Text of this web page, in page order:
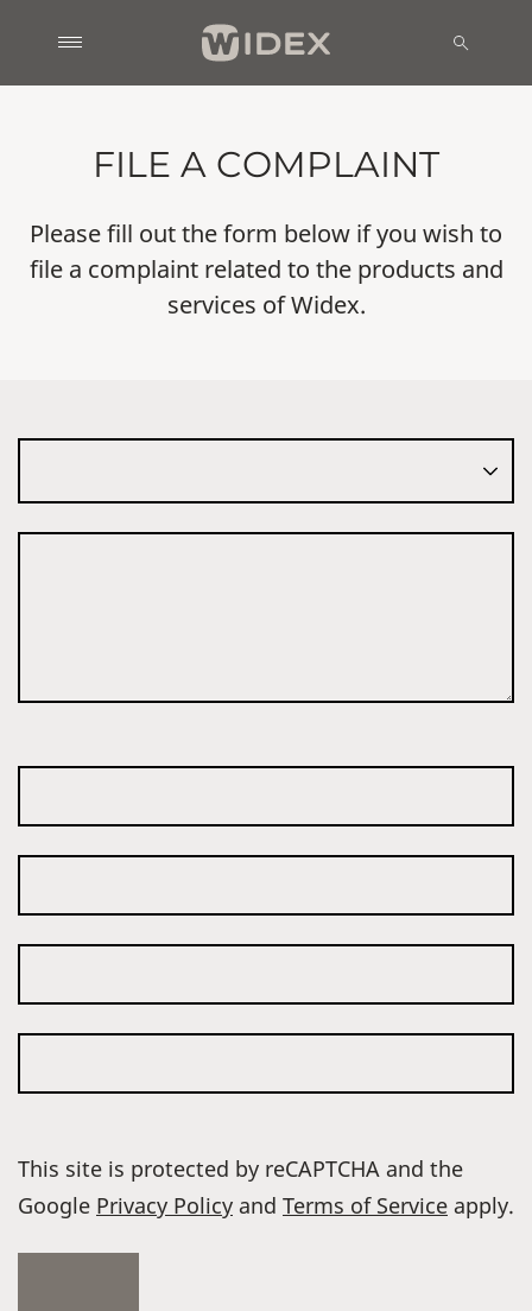
FILE A COMPLAINT
Please fill out the form below if you wish to
file a complaint related to the products and
services of Widex.
This site is protected by reCAPTCHA and the
Google Privacy Policy and Terms of Service apply.